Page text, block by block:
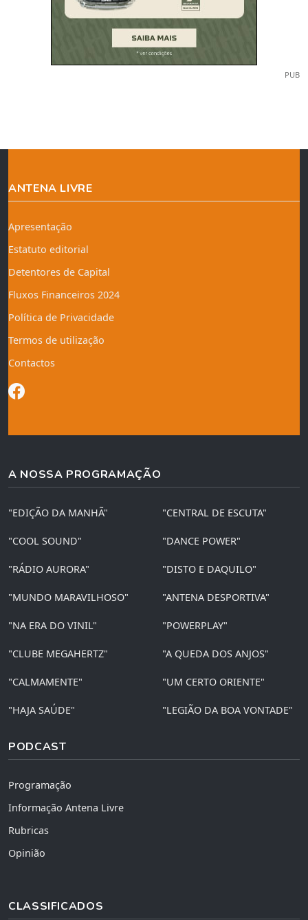
PUB
ANTENA LIVRE
Apresentação
Estatuto editorial
Detentores de Capital
Fluxos Financeiros 2024
Política de Privacidade
Termos de utilização
Contactos
A NOSSA PROGRAMAÇÃO
"EDIÇÃO DA MANHÃ" "CENTRAL DE ESCUTA"
"COOL SOUND" "DANCE POWER"
"RÁDIO AURORA" "DISTO E DAQUILO"
"MUNDO MARAVILHOSO" "ANTENA DESPORTIVA"
"NA ERA DO VINIL" "POWERPLAY"
"CLUBE MEGAHERTZ" "A QUEDA DOS ANJOS"
"CALMAMENTE" "UM CERTO ORIENTE"
"HAJA SAÚDE" "LEGIÃO DA BOA VONTADE"
PODCAST
Programação
Informação Antena Livre
Rubricas
Opinião
CLASSIFICADOS